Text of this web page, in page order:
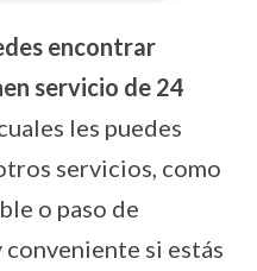
encontrar
servicio de 24
les puedes
servicios, como
o paso de
si estás